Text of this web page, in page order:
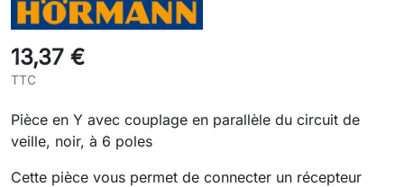
13,37 €
TTC
Pièce en Y avec couplage en parallèle du circuit de
veille, noir, à 6 poles
Cette pièce vous permet de connecter un récepteur